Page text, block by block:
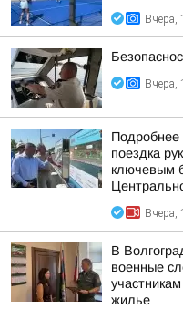
Вчера,
Вчера,
Подробнее
поездка
ключевым
Вчера,
В
военные
жилье